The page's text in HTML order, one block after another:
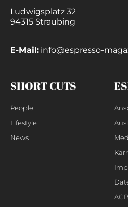
Ludwigsplatz 32
94315 Straubing
E-Mail: info@espresso-
SHORT CUTS
People
Lifestyle
News
AGB